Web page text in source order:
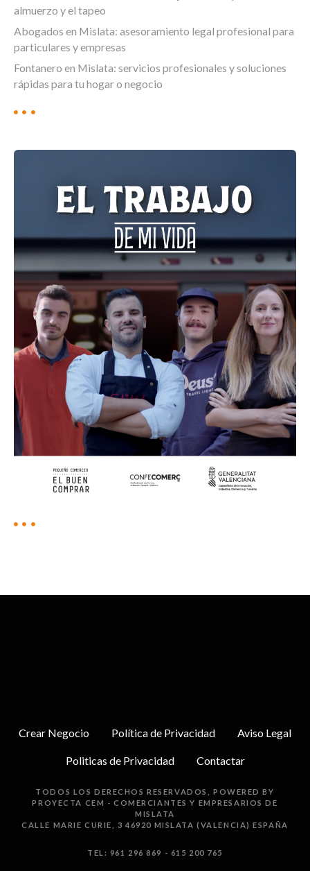
almuerzo y el tapeo
Abogados en Mislata: asesoramiento legal profesional para
particulares y empresas
Fontanero en Mislata: servicios profesionales y soluciones
rápidas para tu hogar o negocio
Crear Negocio Política de Privacidad Aviso Legal
Politicas de Privacidad Contactar
TODOS LOS DERECHOS RESERVADOS, POWERED BY
PROYECTA CEM - COMERCIANTES Y EMPRESARIOS DE
MISLATA
CALLE MARIE CURIE, 3 46920 MISLATA (VALENCIA) ESPAÑA
TEL: 961 296 869 - 615 200 765